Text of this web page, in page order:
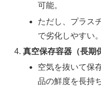
可能。
ただし、プラス
で劣化しやすい。
真空保存容器（長期
空気を抜いて保
品の鮮度を長持